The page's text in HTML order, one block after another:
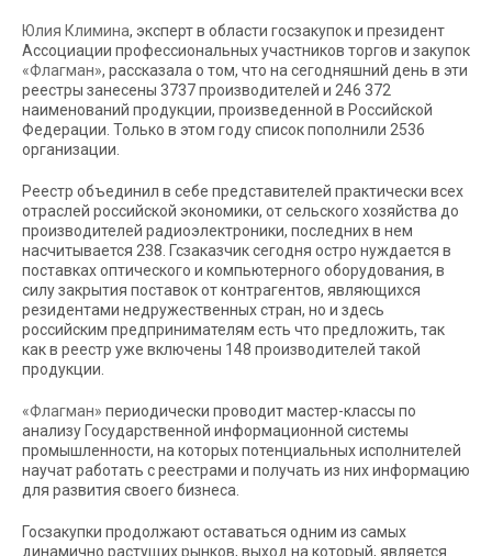
Юлия Климина, эксперт в области госзакупок и президент
Ассоциации профессиональных участников торгов и закупок
«Флагман», рассказала о том, что на сегодняшний день в эти
реестры занесены 3737 производителей и 246 372
наименований продукции, произведенной в Российской
Федерации. Только в этом году список пополнили 2536
организации.
Реестр объединил в себе представителей практически всех
отраслей российской экономики, от сельского хозяйства до
производителей радиоэлектроники, последних в нем
насчитывается 238. Гсзаказчик сегодня остро нуждается в
поставках оптического и компьютерного оборудования, в
силу закрытия поставок от контрагентов, являющихся
резидентами недружественных стран, но и здесь
российским предпринимателям есть что предложить, так
как в реестр уже включены 148 производителей такой
продукции.
«Флагман» периодически проводит мастер-классы по
анализу Государственной информационной системы
промышленности, на которых потенциальных исполнителей
научат работать с реестрами и получать из них информацию
для развития своего бизнеса.
Госзакупки продолжают оставаться одним из самых
динамично растущих рынков, выход на который, является